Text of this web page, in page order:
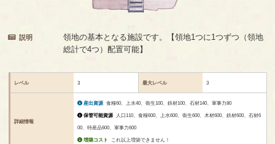
説明
領地の基本となる施設です。【領地1つに1つずつ（領地
総計で4つ）配置可能】
レベル 3 最大レベル 3
詳細情報
産出資源 食糧60、上水40、衛生100、鉄材100、石材140、軍事力80
保管可能資源
人口110、食糧600、上水600、衛生600、木材600、鉄材600、石材6
00、特産品600、軍事力600
増築コスト
これ以上増築できません！